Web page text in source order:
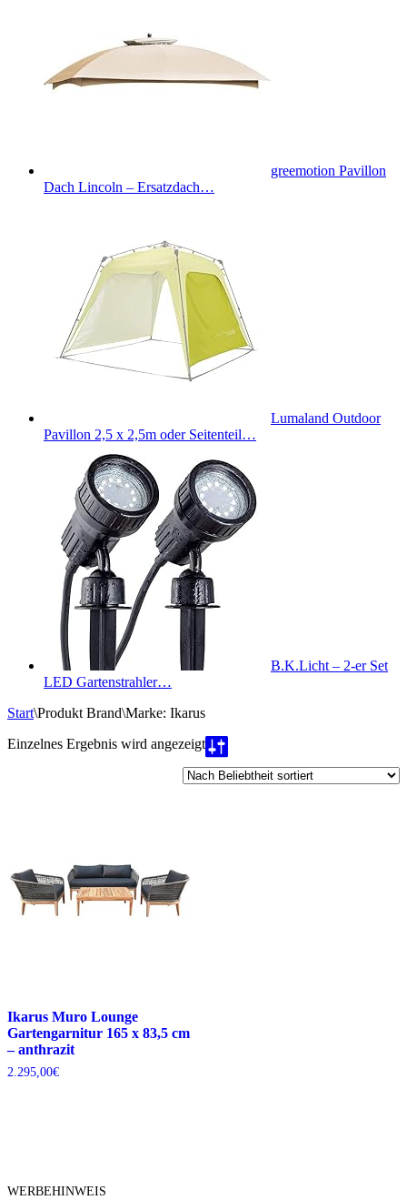
greemotion Pavillon
Dach Lincoln – Ersatzdach…
Lumaland Outdoor
Pavillon 2,5 x 2,5m oder Seitenteil…
B.K.Licht – 2-er Set
LED Gartenstrahler…
Start\Produkt Brand\Marke: Ikarus
Einzelnes Ergebnis wird angezeigt
Ikarus Muro Lounge
Gartengarnitur 165 x 83,5 cm
– anthrazit
2.295,00€
WERBEHINWEIS